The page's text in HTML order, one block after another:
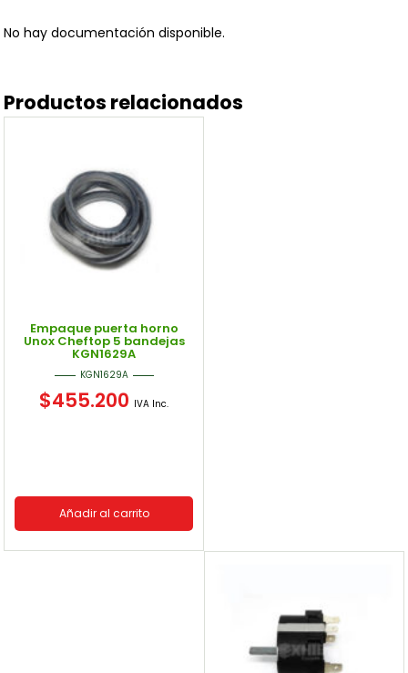
No hay documentación disponible.
Productos relacionados
Empaque puerta horno
Unox Cheftop 5 bandejas
KGN1629A
KGN1629A
$455.200 IVA Inc.
Añadir al carrito